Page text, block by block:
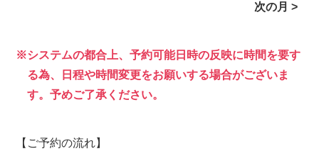
次の月 >
システムの都合上、予約可能日時の反映に時間を要す
る為、日程や時間変更をお願いする場合がございま
す。予めご了承ください。
【ご予約の流れ】